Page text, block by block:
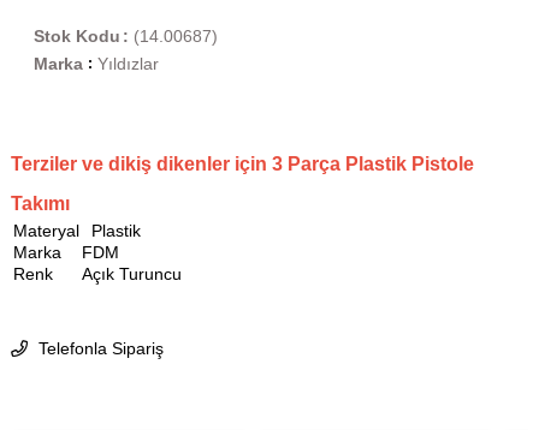
(14.00687)
Stok Kodu
Marka : Yıldızlar
Terziler ve dikiş dikenler için 3 Parça Plastik Pistole
Takımı
Materyal
Plastik
Marka
FDM
Renk
Açık Turuncu
Telefonla Sipariş